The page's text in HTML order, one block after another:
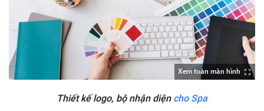
Xem toàn màn hình
Thiết kế logo, bộ nhận diệncho Spa